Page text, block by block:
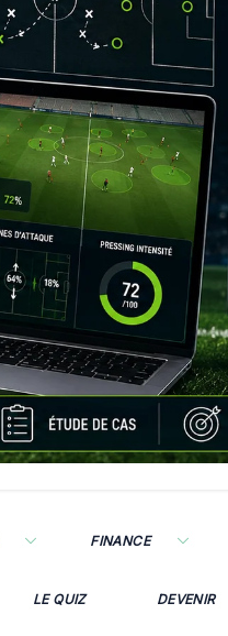
FINANCE
LE QUIZ DEVENIR